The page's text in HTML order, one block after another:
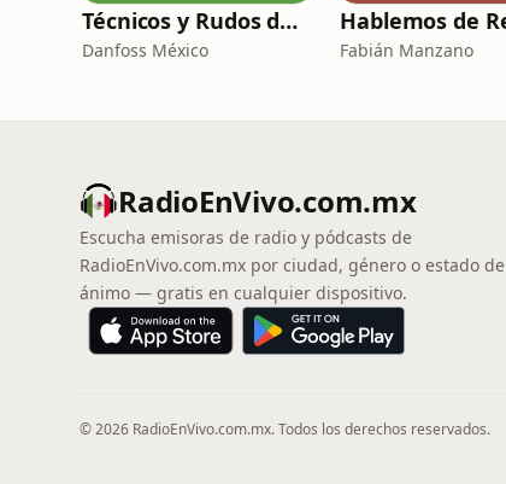
Técnicos y Rudos de la Refrigeración
Danfoss México Fabián Manzano
RadioEnVivo.com.mx
Escucha emisoras de radio y pódcasts de
RadioEnVivo.com.mx por ciudad, género o estado de
ánimo — gratis en cualquier dispositivo.
© 2026 RadioEnVivo.com.mx. Todos los derechos reservados.